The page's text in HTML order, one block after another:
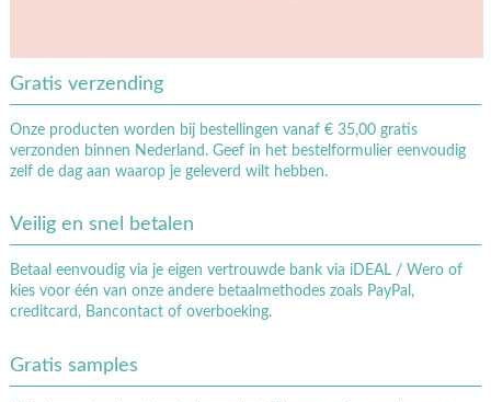
Gratis verzending
Onze producten worden bij bestellingen vanaf € 35,00 gratis
verzonden binnen Nederland. Geef in het bestelformulier eenvoudig
zelf de dag aan waarop je geleverd wilt hebben.
Veilig en snel betalen
Betaal eenvoudig via je eigen vertrouwde bank via iDEAL / Wero of
kies voor één van onze andere betaalmethodes zoals PayPal,
creditcard, Bancontact of overboeking.
Gratis samples